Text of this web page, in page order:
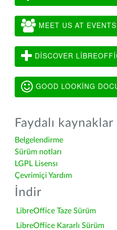
MEET US AT EVENTS
DISCOVER
GOOD LOOKING
Faydalı kaynaklar
Belgelendirme
Sürüm notları
LGPL Lisensı
Çevrimiçi Yardım
İndir
LibreOffice Taze Sürüm
LibreOffice Kararlı Sürüm